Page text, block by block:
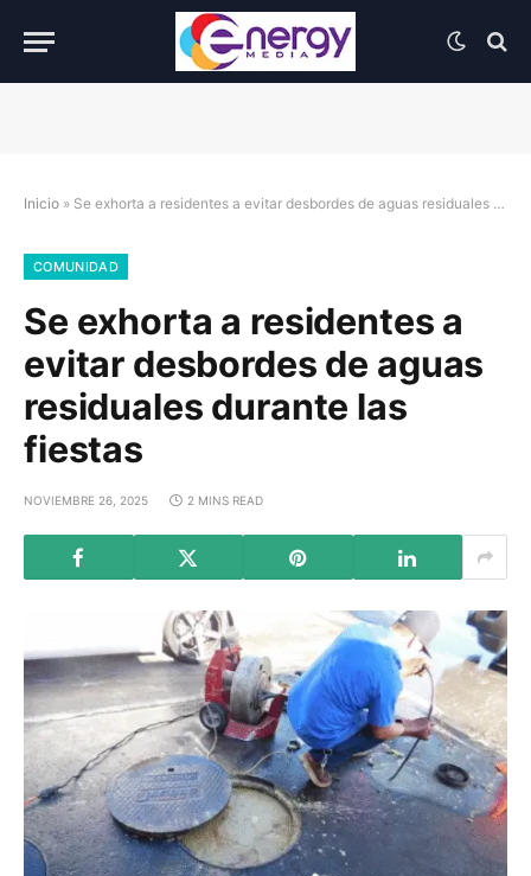
Inicio » Se exhorta a residentes a evitar desbordes de aguas residuales durante las fiestas
COMUNIDAD
Se exhorta a residentes a
evitar desbordes de aguas
residuales durante las
fiestas
NOVIEMBRE 26, 2025 2 MINS READ